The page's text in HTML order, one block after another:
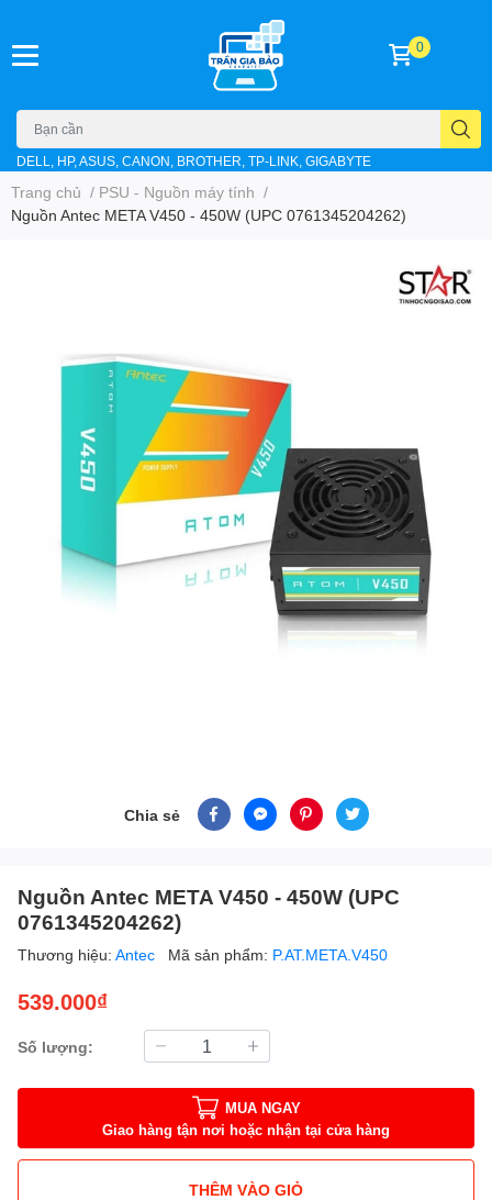
DELL, HP, ASUS, CANON, BROTHER, TP-LINK, GIGABYTE
0
Trang chủ / PSU - Nguồn máy tính /
Nguồn Antec META V450 - 450W (UPC 0761345204262)
Chia sẻ
Nguồn Antec META V450 - 450W (UPC
0761345204262)
Thương hiệu: Antec Mã sản phẩm: P.AT.META.V450
539.000₫
Số lượng:
MUA NGAY
Giao hàng tận nơi hoặc nhận tại cửa hàng
THÊM VÀO GIỎ